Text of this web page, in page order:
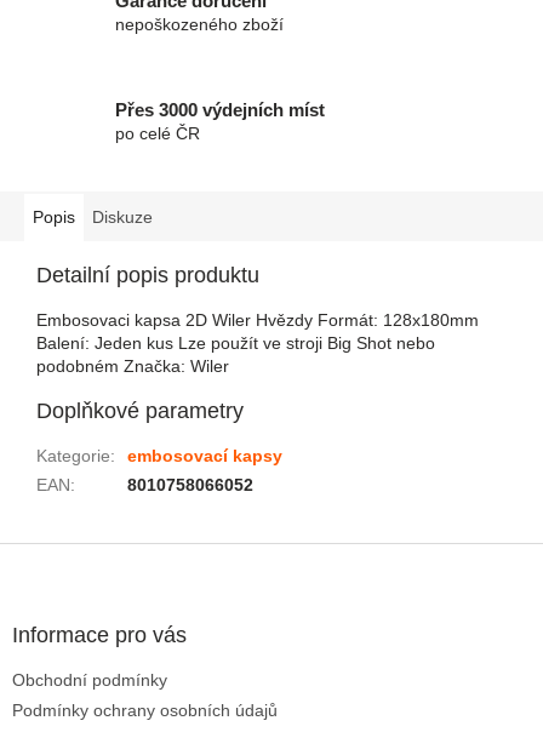
nepoškozeného zboží
Přes 3000 výdejních míst
po celé ČR
Popis Diskuze
Detailní popis produktu
Embosovaci kapsa 2D Wiler Hvězdy Formát: 128x180mm
Balení: Jeden kus Lze použít ve stroji Big Shot nebo
podobném Značka: Wiler
Doplňkové parametry
Kategorie:
embosovací kapsy
EAN: 8010758066052
Informace pro vás
Obchodní podmínky
Podmínky ochrany osobních údajů